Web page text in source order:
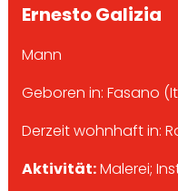
Ernesto Galizia
Mann
Geboren in: Fasano
Derzeit wohnhaft in:
Aktivität:Malerei;